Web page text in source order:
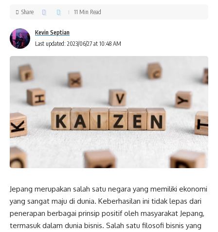
Last updated: 2023/06/27 at 10:48 AM
Kevin Septian
Share 11 Min Read
Jepang merupakan salah satu negara yang memiliki ekonomi
yang sangat maju di dunia. Keberhasilan ini tidak lepas dari
penerapan berbagai prinsip positif oleh masyarakat Jepang,
termasuk dalam dunia bisnis. Salah satu filosofi bisnis yang